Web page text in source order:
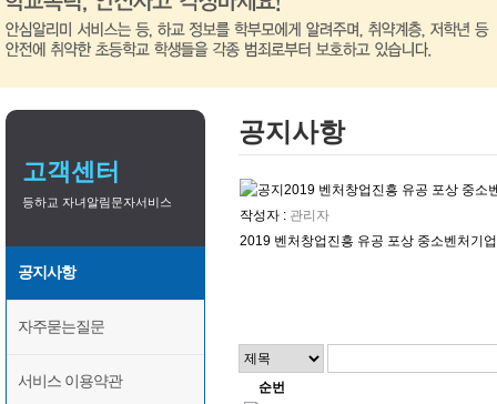
고객센터
등하교 자녀알림문자서비스
공지사항
자주묻는질문
서비스 이용약관
공지사항
2019 벤처창업진흥 유공 포상 중소
작성자 : 관리자
2019 벤처창업진흥 유공 포상 중소벤처기
순번